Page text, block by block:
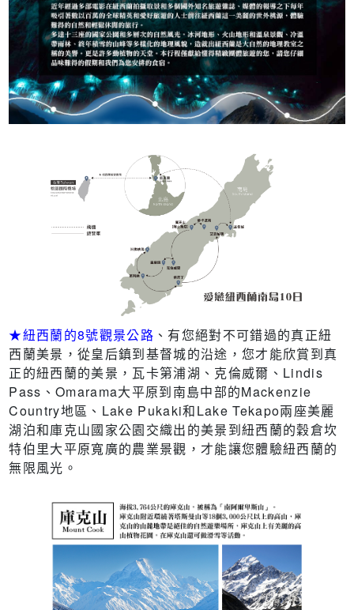
★紐西蘭的8號觀景公路 、有您絕對不可錯過的真正紐
西蘭美景，從皇后鎮到基督城的沿途，您才能欣賞到真
正的紐西蘭的美景，瓦卡第浦湖、克倫威爾、Lindis
Pass、Omarama大平原到南島中部的Mackenzie
Country地區、Lake Pukaki和Lake Tekapo兩座美麗
湖泊和庫克山國家公園交織出的美景到紐西蘭的穀倉坎
特伯里大平原寬廣的農業景觀，才能讓您體驗紐西蘭的
無限風光。